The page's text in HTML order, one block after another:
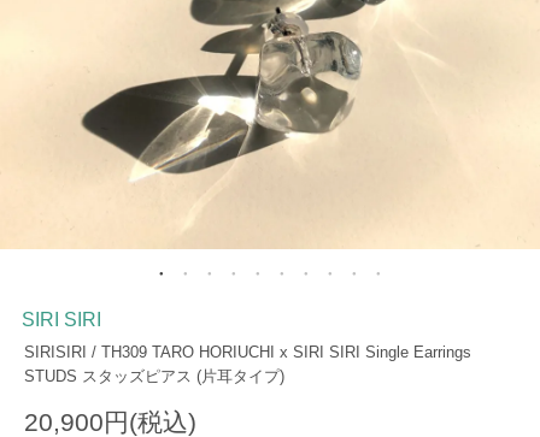
SIRI SIRI
SIRISIRI / TH309 TARO HORIUCHI x SIRI SIRI Single Earrings
STUDS スタッズピアス (片耳タイプ)
20,900円(税込)